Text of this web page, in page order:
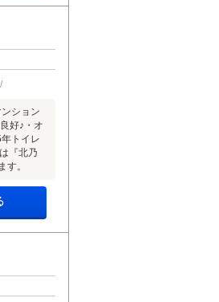
ション
好♪・オ
トイレ
『北乃
。